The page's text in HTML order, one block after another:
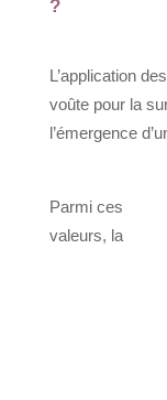
?
L’application
voûte pour la
l’émergence
Parmi ces
valeurs, la